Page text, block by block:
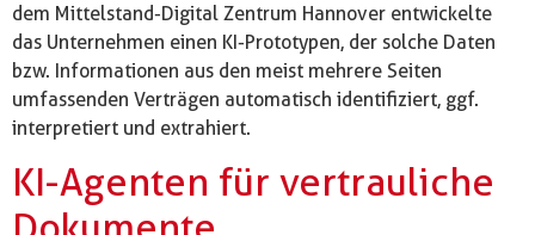
dem Mittelstand-Digital Zentrum Hannover entwickelte
das Unternehmen einen KI-Prototypen, der solche Daten
bzw. Informationen aus den meist mehrere Seiten
umfassenden Verträgen automatisch identifiziert, ggf.
interpretiert und extrahiert.
KI-Agenten für vertrauliche